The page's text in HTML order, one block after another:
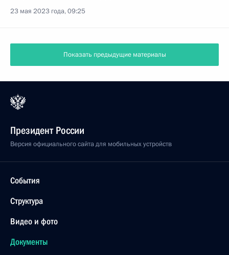
23 мая 2023 года, 09:25
Показать предыдущие материалы
Президент России
Версия официального сайта для мобильных устройств
События
Структура
Видео и фото
Документы